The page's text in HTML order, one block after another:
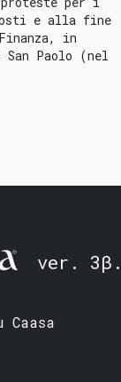
e alla fine
in
San Paolo (nel
ver.
Caasa